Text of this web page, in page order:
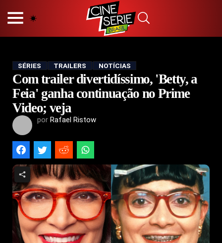
POLÍTICA DE PRIVACIDADE
TERMOS E CONDIÇÕES
CONTATO
Hot
Popular
Tendência
Filmes
Séries
Novelas
SÉRIES TRAILERS NOTÍCIAS
Com trailer divertidíssimo, 'Betty, a
Feia' ganha continuação no Prime
Video; veja
por Rafael Ristow